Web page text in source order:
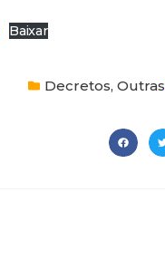
Baixar
Decretos, Outras